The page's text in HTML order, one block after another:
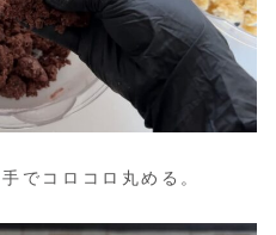
でコロコロ丸める。